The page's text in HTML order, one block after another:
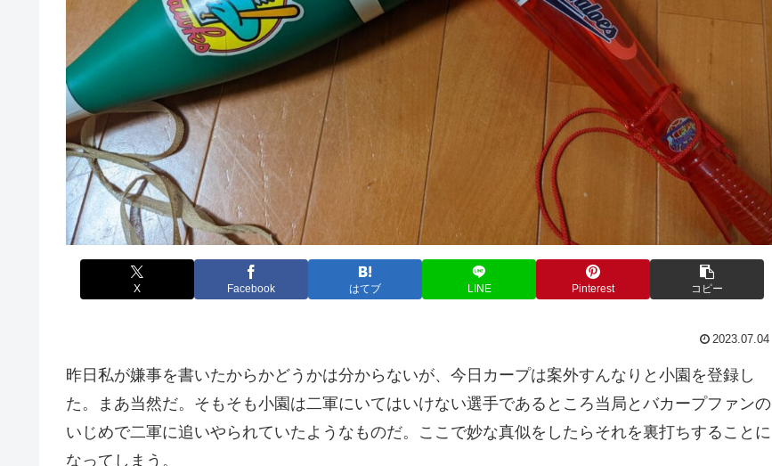
X Facebook はてブ LINE Pinterest コピー
2023.07.04
昨日私が嫌事を書いたからかどうかは分からないが、今日カープは案外すんなりと小園を登録し
た。まあ当然だ。そもそも小園は二軍にいてはいけない選手であるところ当局とバカープファンの
いじめで二軍に追いやられていたようなものだ。ここで妙な真似をしたらそれを裏打ちすることに
なってしまう。